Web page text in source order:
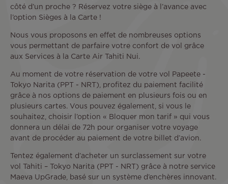
côté d’un proche ? Réservez votre siège à l’avance avec
l’option Sièges à la Carte !
Nous vous proposons en effet de nombreuses options
vous permettant de parfaire votre confort de vol grâce
aux Services à la Carte Air Tahiti Nui.
Au moment de votre réservation de votre vol Papeete -
Tokyo Narita (PPT - NRT), profitez du paiement facilité
grâce à nos options de paiement en plusieurs fois ou en
plusieurs cartes. Vous pouvez également, si vous le
souhaitez, choisir l’option « Bloquer mon tarif » qui vous
donnera un délai de 72h pour organiser votre voyage
avant de procéder au paiement de votre billet d’avion.
Tentez également d’acheter un surclassement sur votre
vol Tahiti – Tokyo Narita (PPT - NRT) grâce à notre service
Maeva UpGrade, basé sur un système d’enchères innovant.